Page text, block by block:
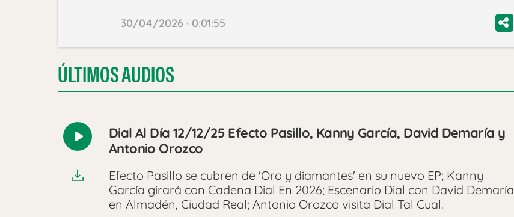
30/04/2026 · 0:01:55
ÚLTIMOS AUDIOS
Reproducir
Dial Al Día 12/12/25 Efecto Pasillo, Kanny García, David Demaría y
Antonio Orozco
Efecto Pasillo se cubren de 'Oro y diamantes' en su nuevo EP; Kanny
García girará con Cadena Dial En 2026; Escenario Dial con David Demaría
en Almadén, Ciudad Real; Antonio Orozco visita Dial Tal Cual.